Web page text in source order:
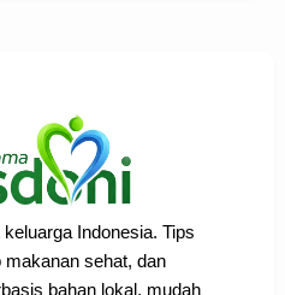
Indonesia. Tips
makanan sehat, dan
bahan lokal, mudah